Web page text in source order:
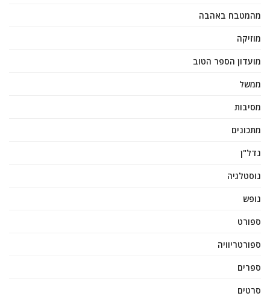
מהמטבח באהבה
מוזיקה
מועדון הספר הטוב
ממשל
מסיבות
מתכונים
נדל"ן
נוסטלגיה
נופש
ספורט
ספורטריוויה
ספרים
סרטים